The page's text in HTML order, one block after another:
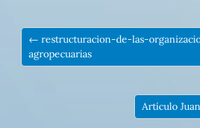
← restructuracion-de-las-
agropecuarias
Artículo